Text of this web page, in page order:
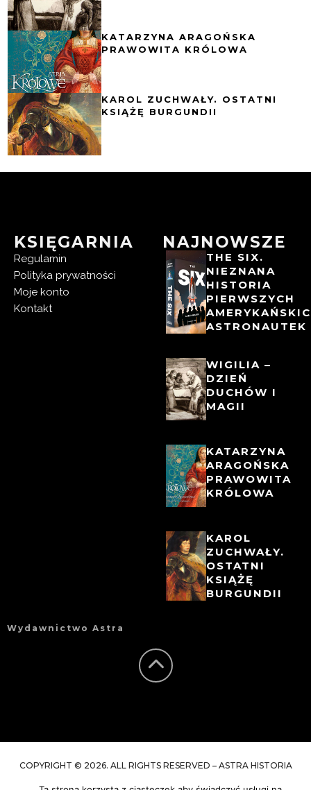
KATARZYNA ARAGOŃSKA
PRAWOWITA KRÓLOWA
KAROL ZUCHWAŁY. OSTATNI
KSIĄŻĘ BURGUNDII
KSIĘGARNIA
Regulamin
Polityka prywatności
Moje konto
Kontakt
NAJNOWSZE
THE SIX.
NIEZNANA
HISTORIA
PIERWSZYCH
ASTRONAUTEK
WIGILIA –
DZIEŃ
DUCHÓW I
MAGII
KATARZYNA
ARAGOŃSKA
PRAWOWITA
KRÓLOWA
KAROL
ZUCHWAŁY.
OSTATNI
KSIĄŻĘ
BURGUNDII
Wydawnictwo Astra
COPYRIGHT © 2026. ALL RIGHTS RESERVED – ASTRA HISTORIA